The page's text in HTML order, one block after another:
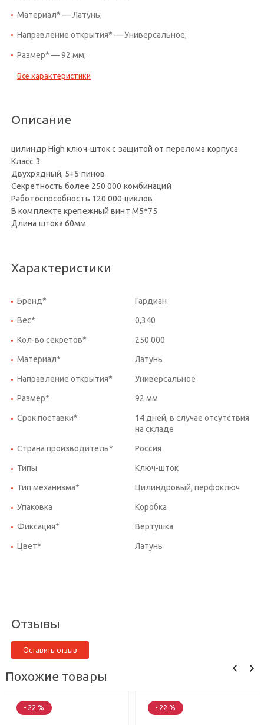
Материал* — Латунь;
Направление открытия* — Универсальное;
Размер* — 92 мм;
Все характеристики
Описание
цилиндр High ключ-шток с защитой от перелома корпуса
Класс 3
Двухрядный, 5+5 пинов
Секретность более 250 000 комбинаций
Работоспособность 120 000 циклов
В комплекте крепежный винт М5*75
Длина штока 60мм
Характеристики
Бренд* Гардиан
Вес* 0,340
Кол-во секретов* 250 000
Материал* Латунь
Направление открытия* Универсальное
Размер* 92 мм
Срок поставки*
14 дней, в случае отсутствия
на складе
Страна производитель* Россия
Типы Ключ-шток
Тип механизма* Цилиндровый, перфоключ
Упаковка Коробка
Фиксация* Вертушка
Цвет* Латунь
Отзывы
Оставить отзыв
Похожие товары
- 22 % - 22 %